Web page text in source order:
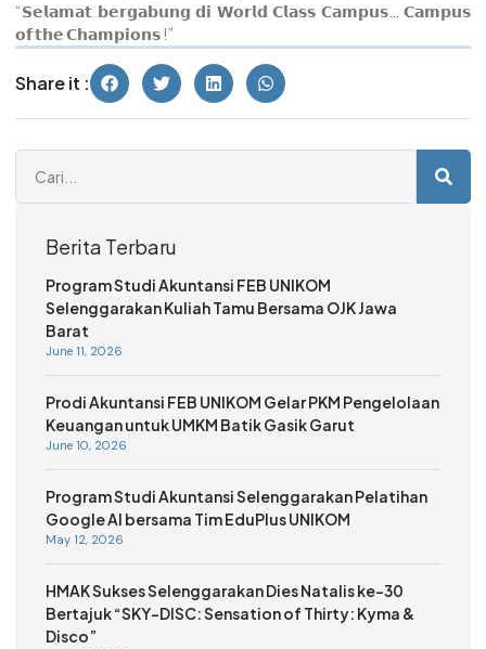
“𝗦𝗲𝗹𝗮𝗺𝗮𝘁 𝗯𝗲𝗿𝗴𝗮𝗯𝘂𝗻𝗴 𝗱𝗶 𝗪𝗼𝗿𝗹𝗱 𝗖𝗹𝗮𝘀𝘀 𝗖𝗮𝗺𝗽𝘂𝘀… 𝗖𝗮𝗺𝗽𝘂𝘀
𝗼𝗳 𝘁𝗵𝗲 𝗖𝗵𝗮𝗺𝗽𝗶𝗼𝗻𝘀 !”
Share it :
Berita Terbaru
Program Studi Akuntansi FEB UNIKOM
Selenggarakan Kuliah Tamu Bersama OJK Jawa
Barat
June 11, 2026
Prodi Akuntansi FEB UNIKOM Gelar PKM Pengelolaan
Keuangan untuk UMKM Batik Gasik Garut
June 10, 2026
Program Studi Akuntansi Selenggarakan Pelatihan
Google AI bersama Tim EduPlus UNIKOM
May 12, 2026
HMAK Sukses Selenggarakan Dies Natalis ke-30
Bertajuk “SKY-DISC: Sensation of Thirty: Kyma &
Disco”